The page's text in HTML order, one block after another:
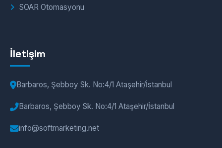
SOAR Otomasyonu
İletişim
Barbaros, Şebboy Sk. No:4/1 Ataşehir/İstanbul
Barbaros, Şebboy Sk. No:4/1 Ataşehir/İstanbul
info@softmarketing.net